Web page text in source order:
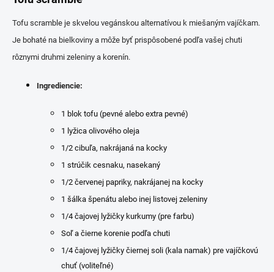
Tofu scramble je skvelou vegánskou alternatívou k miešaným vajíčkam.
Je bohaté na bielkoviny a môže byť prispôsobené podľa vašej chuti
rôznymi druhmi zeleniny a korenín.
Ingrediencie:
1 blok tofu (pevné alebo extra pevné)
1 lyžica olivového oleja
1/2 cibuľa, nakrájaná na kocky
1 strúčik cesnaku, nasekaný
1/2 červenej papriky, nakrájanej na kocky
1 šálka špenátu alebo inej listovej zeleniny
1/4 čajovej lyžičky kurkumy (pre farbu)
Soľ a čierne korenie podľa chuti
1/4 čajovej lyžičky čiernej soli (kala namak) pre vajíčkovú
chuť (voliteľné)